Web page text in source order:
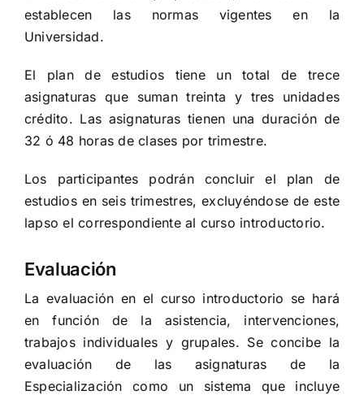
establecen las normas vigentes en la
Universidad.
El plan de estudios tiene un total de trece
asignaturas que suman treinta y tres unidades
crédito. Las asignaturas tienen una duración de
32 ó 48 horas de clases por trimestre.
Los participantes podrán concluir el plan de
estudios en seis trimestres, excluyéndose de este
lapso el correspondiente al curso introductorio.
Evaluación
La evaluación en el curso introductorio se hará
en función de la asistencia, intervenciones,
trabajos individuales y grupales. Se concibe la
evaluación de las asignaturas de la
Especialización como un sistema que incluye